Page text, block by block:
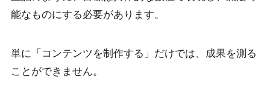
能なものにする必要があります。
単に「コンテンツを制作する」だけでは、成果を測る
ことができません。